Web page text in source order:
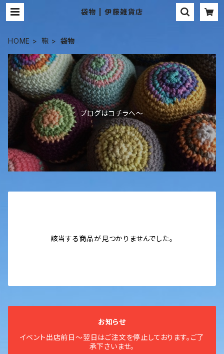
袋物 | 伊藤雑貨店
HOME 鞄 袋物
ブログはコチラへ〜
該当する商品が見つかりませんでした。
お知らせ
イベント出店前日〜翌日はご注文を停止しております。ご了
承下さいませ。